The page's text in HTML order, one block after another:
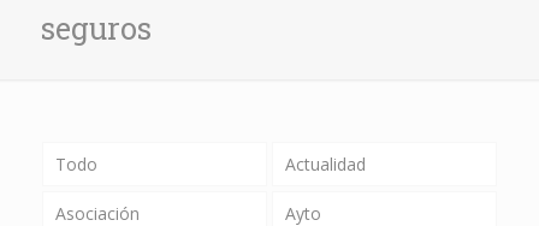
seguros
Todo Actualidad
Asociación Ayto